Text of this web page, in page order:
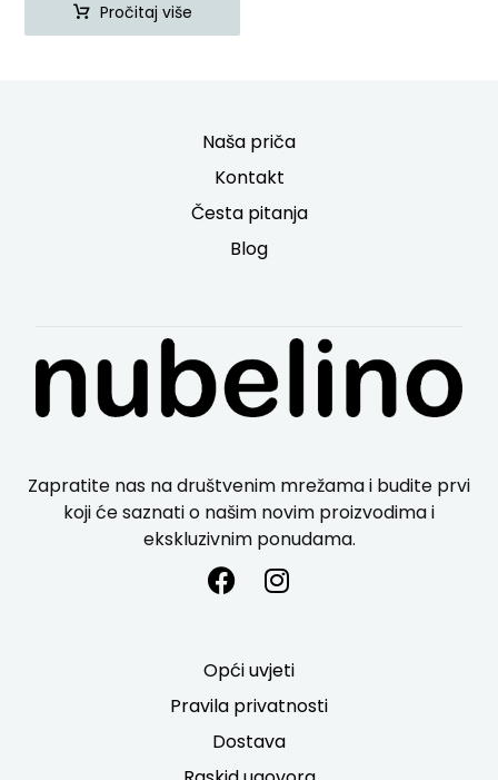
Pročitaj više
Naša priča
Kontakt
Česta pitanja
Blog
Zapratite nas na društvenim mrežama i budite prvi
koji će saznati o našim novim proizvodima i
ekskluzivnim ponudama.
Opći uvjeti
Pravila privatnosti
Dostava